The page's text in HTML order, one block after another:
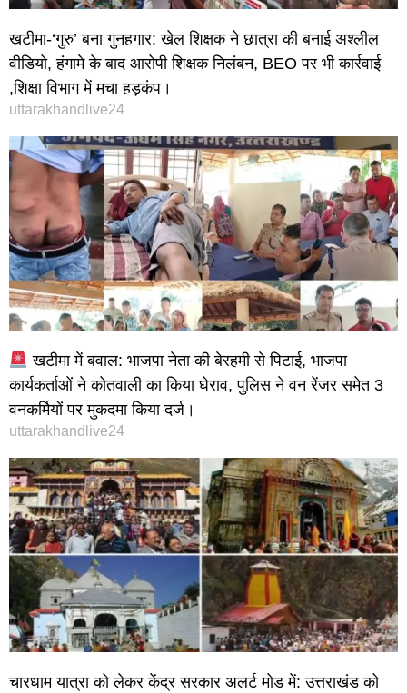
खटीमा-‘गुरु’ बना गुनहगार: खेल शिक्षक ने छात्रा की बनाई अश्लील
वीडियो, हंगामे के बाद आरोपी शिक्षक निलंबन, BEO पर भी कार्रवाई
,शिक्षा विभाग में मचा हड़कंप।
uttarakhandlive24
खटीमा में बवाल: भाजपा नेता की बेरहमी से पिटाई, भाजपा
कार्यकर्ताओं ने कोतवाली का किया घेराव, पुलिस ने वन रेंजर समेत 3
वनकर्मियों पर मुकदमा किया दर्ज।
uttarakhandlive24
चारधाम यात्रा को लेकर केंद्र सरकार अलर्ट मोड में: उत्तराखंड को